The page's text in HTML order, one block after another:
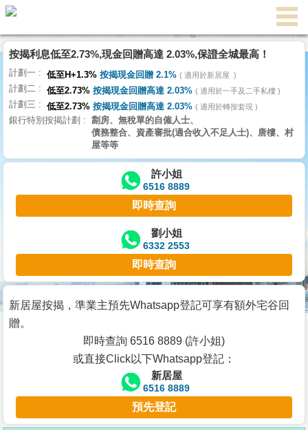
代
理
主
頁
搵
樓/
交
業
主
宅
谷
按
客
按揭利息低至2.73%,現金回贈高達 2.03%,保證全城最高！
計劃一 低至H+1.3% 按揭現金回贈 2.1% 適用於新居屋
計劃二 低至2.73% 按揭現金回贈高達 2.03% 適用於一手及二手私樓
計劃三 低至2.73% 按揭現金回贈高達 2.03% 適用於轉按套現
銀行特別按揭計劃
劏房、無稅單的自僱人士、
債務整合、資產審批(適合收入不足人士)、唐樓、村
屋等等
許小姐
6516 8889
即時查詢
劉小姐
6332 2553
即時查詢
新居屋按揭，準業主預先Whatsapp登記可享有額外宅谷回
贈。
即時查詢 6516 8889 (許小姐)
或直接Click以下Whatsapp登記：
新居屋
6516 8889
預先登記